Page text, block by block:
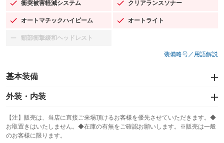
衝突被害軽減システム
：装備あり クリアランスソナー
：装備あり
オートマチックハイビーム
：装備あり オートライト
：装備あり
頸部衝撃緩和ヘッドレスト
：装備なし
装備略号／用語解説
基本装備
エアバッグ：運転席/助手席/サイド
：装備あり
：装備なし
サンルーフ
：装備あり ABS
外装・内装
カーナビ：メモリーナビ他
：装備あり
TV：フルセグ
：装備あり
【注】販売は、当店に直接ご来場頂けるお客様を優先させていただきます。◆
お取置きはいたしません。◆在庫の有無をご確認お願いします。※販売は一般
のお客様に限ります。